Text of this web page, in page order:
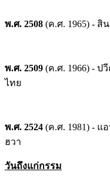
พ.ศ. 2508 (ค.ศ. 1965) - สิ
พ.ศ. 2509 (ค.ศ. 1966) -
ไทย
พ.ศ. 2524 (ค.ศ. 1981) - แ
ฮวา
วันถึงแก่กรรม